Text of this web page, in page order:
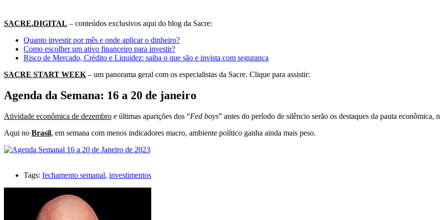
SACRE.DIGITAL – conteúdos exclusivos aqui do blog da Sacre:
Quanto investir por mês e onde aplicar o dinheiro?
Como escolher um ativo financeiro para investir?
Risco de Mercado, Crédito e Liquidez: saiba o que são e invista com segurança
SACRE START WEEK – um panorama geral com os especialistas da Sacre. Clique para assistir:
Agenda da Semana: 16 a 20 de janeiro
Atividade econômica de dezembro e últimas aparições dos “Fed boys” antes do período de silêncio serão os destaques da pauta econômica,
Aqui no Brasil, em semana com menos indicadores macro, ambiente político ganha ainda mais peso.
Tags: fechamento semanal, investimentos